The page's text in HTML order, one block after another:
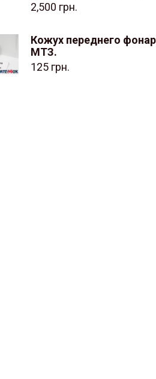
2,500 грн.
Кожух переднего
МТЗ.
125 грн.